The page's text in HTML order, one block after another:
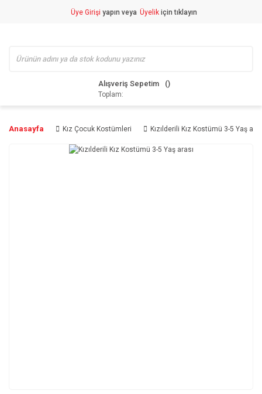
Üye Girişi yapın veya Üyelik için tıklayın
Alışveriş Sepetim
Toplam:
Anasayfa Kız Çocuk Kostümleri Kızılderili Kız Kostümü 3-5 Yaş